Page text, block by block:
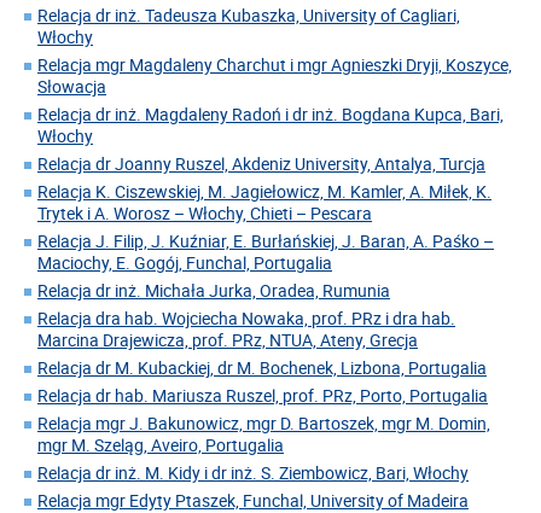
Relacja dr inż. Tadeusza Kubaszka, University of Cagliari,
Włochy
Relacja mgr Magdaleny Charchut i mgr Agnieszki Dryji, Koszyce,
Słowacja
Relacja dr inż. Magdaleny Radoń i dr inż. Bogdana Kupca, Bari,
Włochy
Relacja dr Joanny Ruszel, Akdeniz University, Antalya, Turcja
Relacja K. Ciszewskiej, M. Jagiełowicz, M. Kamler, A. Miłek, K.
Trytek i A. Worosz – Włochy, Chieti – Pescara
Relacja J. Filip, J. Kuźniar, E. Burłańskiej, J. Baran, A. Paśko –
Maciochy, E. Gogój, Funchal, Portugalia
Relacja dr inż. Michała Jurka, Oradea, Rumunia
Relacja dra hab. Wojciecha Nowaka, prof. PRz i dra hab.
Marcina Drajewicza, prof. PRz, NTUA, Ateny, Grecja
Relacja dr M. Kubackiej, dr M. Bochenek, Lizbona, Portugalia
Relacja dr hab. Mariusza Ruszel, prof. PRz, Porto, Portugalia
Relacja mgr J. Bakunowicz, mgr D. Bartoszek, mgr M. Domin,
mgr M. Szeląg, Aveiro, Portugalia
Relacja dr inż. M. Kidy i dr inż. S. Ziembowicz, Bari, Włochy
Relacja mgr Edyty Ptaszek, Funchal, University of Madeira